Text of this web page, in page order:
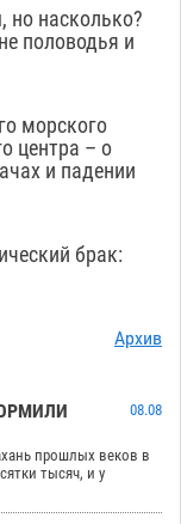
насколько?
половодья и
морского
центра – о
и падении
брак:
Архив
08.08
прошлых веков в
тысяч, и у